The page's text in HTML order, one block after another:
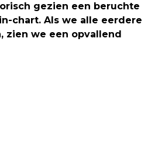
gezien een beruchte
chart. Als we alle eerdere
zien we een opvallend